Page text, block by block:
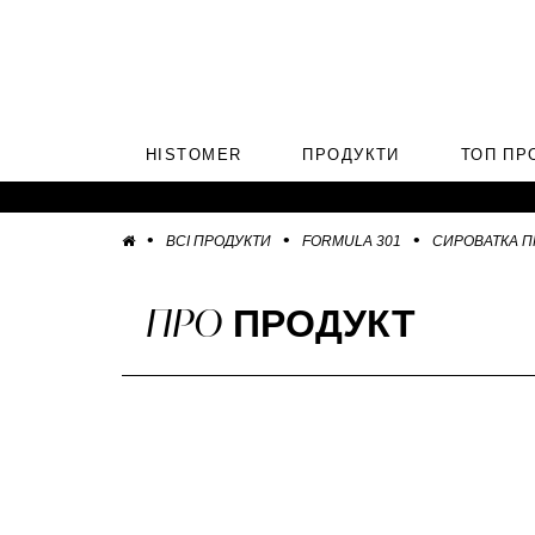
HISTOMER ПРОДУКТИ ТОП
ВСІ ПРОДУКТИ FORMULA 301 СИРОВАТКА
ПРО ПРОДУКТ